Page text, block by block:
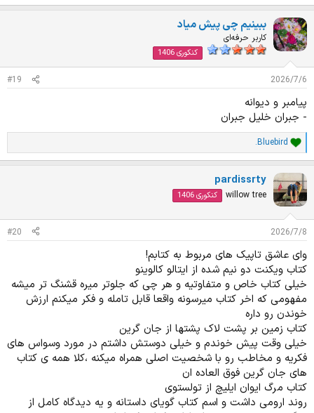
م
ت
ی
ا
ز
ت
:
ببینیم چی پیش میاد
کاربر حرفه‌ای
کنکوری 1406
2026/7/6
#19
پیامبر و دیوانه
- جبران خلیل جبران
ا
م
ت
ی
ا
ز
ت
:
.Bluebird
pardissrty
willow tree کنکوری 1406
2026/7/8
#20
وای عاشق تاپیک های مربوط به کتابم!
کتاب ویکنت دو نیم شده از ایتالو کالوینو
خیلی کتاب خاص و متفاوتیه و هر چی که جلوتر میره قشنگ تر میشه
مفهومی که اخر کتاب میرسونه واقعا قابل تامله و فکر میکنم ارزش
خوندن رو داره
کتاب زمین بر پشت لاک پشتها از جان گرین
خیلی وقت پیش خوندم و خیلی دوستش داشتم در مورد وسواس های
فکریه و مخاطب رو با شخصیت اصلی همراه میکنه ،کلا همه ی کتاب
های جان گرین فوق العاده ان
کتاب مرگ ایوان ایلیچ از تولستوی
روند ارومی داشت و اسم کتاب گویای داستانه و یه دیدگاه کامل از